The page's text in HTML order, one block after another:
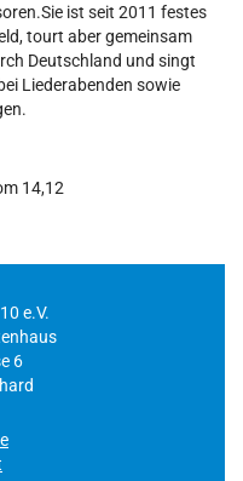
ist seit 2011 festes
tourt aber gemeinsam
Deutschland und singt
Liederabenden sowie
14,12
e.V.
6